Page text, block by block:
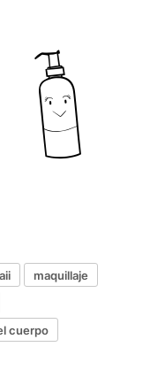
maquillaje
cuerpo